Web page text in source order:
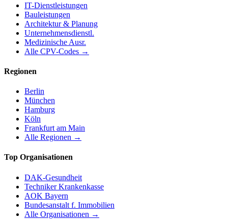
IT-Dienstleistungen
Bauleistungen
Architektur & Planung
Unternehmensdienstl.
Medizinische Ausr.
Alle CPV-Codes →
Regionen
Berlin
München
Hamburg
Köln
Frankfurt am Main
Alle Regionen →
Top Organisationen
DAK-Gesundheit
Techniker Krankenkasse
AOK Bayern
Bundesanstalt f. Immobilien
Alle Organisationen →